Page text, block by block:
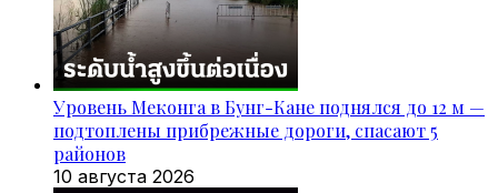
Уровень Меконга в Бунг-Кане поднялся до 12 м —
подтоплены прибрежные дороги, спасают 5
районов
10 августа 2026